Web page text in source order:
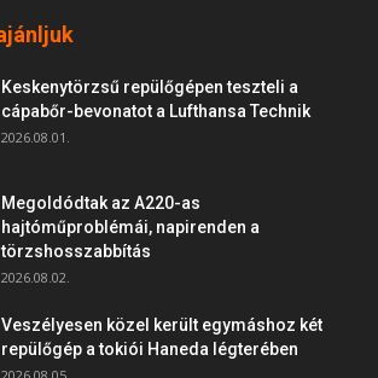
Keskenytörzsű repülőgépen teszteli a
cápabőr-bevonatot a Lufthansa Technik
2026.08.01.
Megoldódtak az A220-as
hajtóműproblémái, napirenden a
törzshosszabbítás
2026.08.02.
Veszélyesen közel került egymáshoz két
repülőgép a tokiói Haneda légterében